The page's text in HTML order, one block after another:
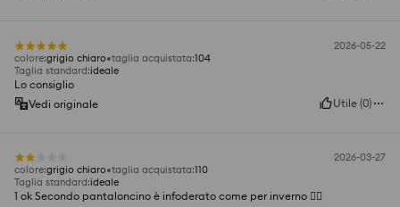
2026-05-22
colore:grigio chiaro taglia acquistata:104
Taglia standard:ideale
Lo consiglio
Vedi originale
Utile (0)
2026-03-27
colore:grigio chiaro taglia acquistata:110
Taglia standard:ideale
1 ok Secondo pantaloncino è infoderato come per inverno 👎🏻